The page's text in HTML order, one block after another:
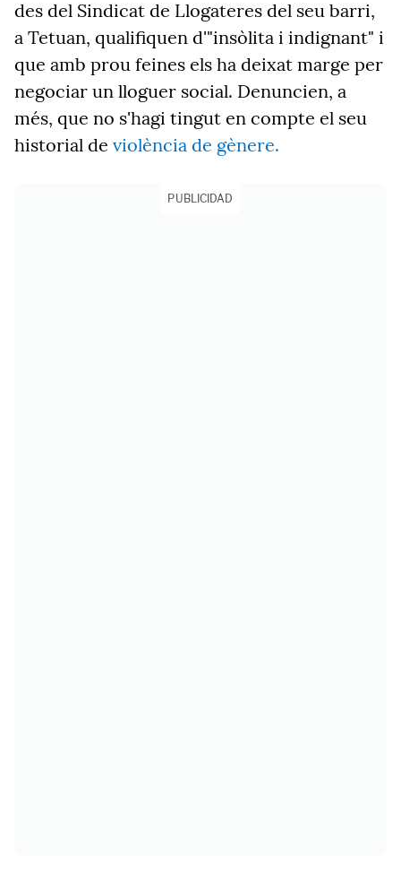
des del Sindicat de Llogateres del seu barri,
a Tetuan, qualifiquen d'"insòlita i indignant" i
que amb prou feines els ha deixat marge per
negociar un lloguer social. Denuncien, a
més, que no s'hagi tingut en compte el seu
historial de violència de gènere.
PUBLICIDAD